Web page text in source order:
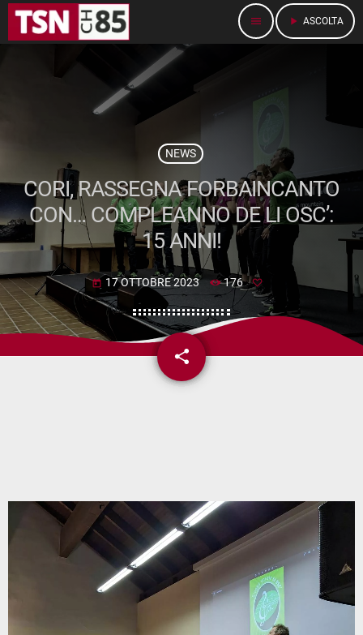
menu play_arrow ASCOLTA
NEWS
CORI, RASSEGNA FORBAINCANTO
CON… COMPLEANNO DE LI OSC’:
15 ANNI!
today 17 OTTOBRE 2023 176
share
email